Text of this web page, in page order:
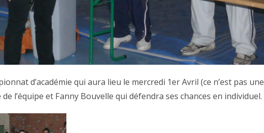
d’académie qui aura lieu le mercredi 1er Avril (ce n’est pas une
l’équipe et Fanny Bouvelle qui défendra ses chances en individuel.